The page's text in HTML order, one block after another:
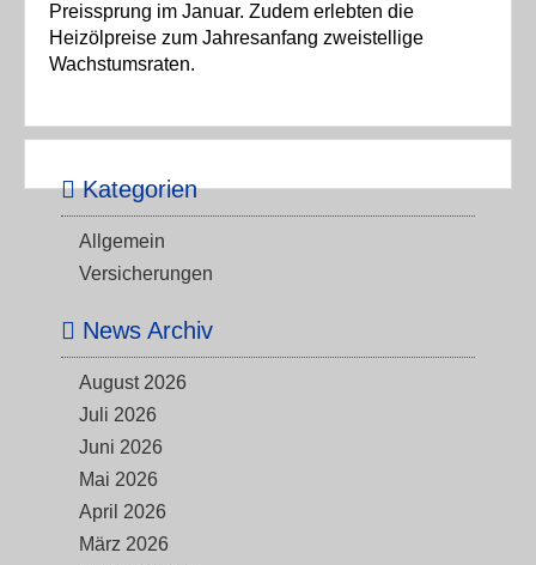
Preissprung im Januar. Zudem erlebten die
Heizölpreise zum Jahresanfang zweistellige
Wachstumsraten.
Kategorien
Allgemein
Versicherungen
News Archiv
August 2026
Juli 2026
Juni 2026
Mai 2026
April 2026
März 2026